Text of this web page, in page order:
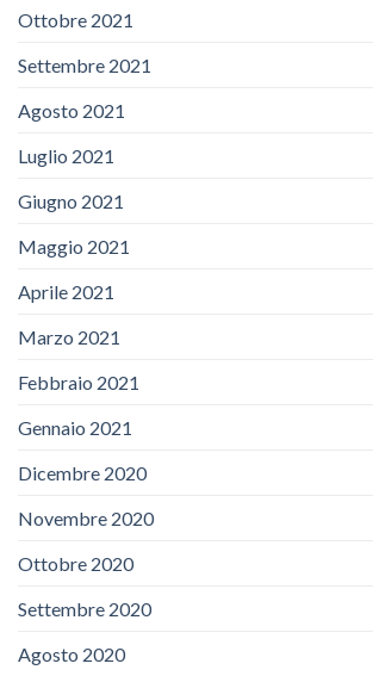
Ottobre 2021
Settembre 2021
Agosto 2021
Luglio 2021
Giugno 2021
Maggio 2021
Aprile 2021
Marzo 2021
Febbraio 2021
Gennaio 2021
Dicembre 2020
Novembre 2020
Ottobre 2020
Settembre 2020
Agosto 2020